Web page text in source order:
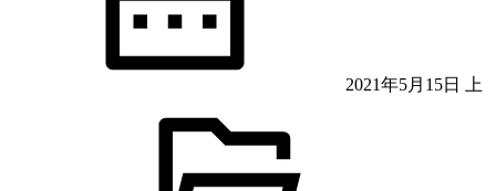
2021年5月15日 上